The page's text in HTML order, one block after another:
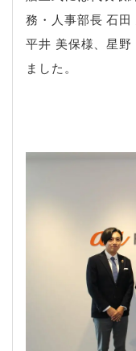
務・人事部長 石
平井 美保様、星
ました。